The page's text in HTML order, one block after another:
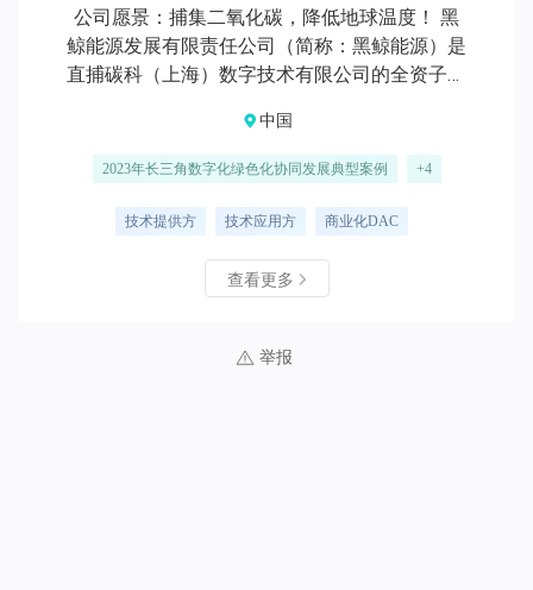
公司愿景：捕集二氧化碳，降低地球温度！ 黑
鲸能源发展有限责任公司（简称：黑鲸能源）是
直捕碳科（上海）数字技术有限公司的全资子公
续发展理念的气候治理公司，专注于空气中二氧
化碳的直接捕集（Direct Air Capture，简称
DAC）的负碳化技术。 核心团队成员主要毕业
于清华大学、上海交大等学校，依托吸附剂新材
吸附”的新型低能耗工艺。在极端稀薄常温空气
条件下，仍能实现高吸附量、快速吸附动力学和
模化”的二氧化碳捕集，为气候治理提供高效、
中国
2023年长三角数字化绿色化协同发展典型案例 +4
技术提供方 技术应用方 商业化DAC
查看更多
举报